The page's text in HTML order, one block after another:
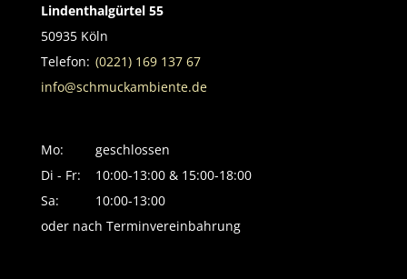
Lindenthalgürtel 55
50935 Köln
Telefon: (0221) 169 137 67
info@schmuckambiente.de
Mo:
geschlossen
Di - Fr:
10:00-13:00 & 15:00-18:00
Sa:
10:00-13:00
oder nach Terminvereinbahrung